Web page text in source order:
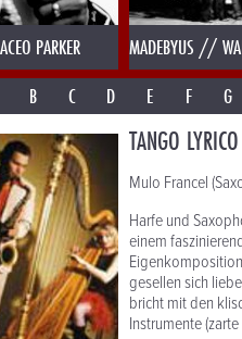
PARKER MADEBYUS //
B C D E F G
TANGO LYRICO
Mulo Francel
Harfe und
einem
gesellen sich
bricht mit den
Instrumente